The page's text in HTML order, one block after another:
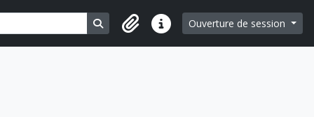
Search in browse page
Liens rapidesOuverture de session